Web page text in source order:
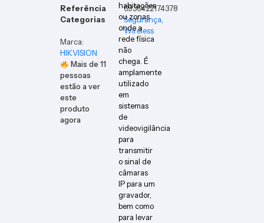
Referência
6936422174378
Categorias
Segurança,
Wireless
Marca:
HIKVISION
Mais de11
pessoas
estão a ver
este
produto
agora
habitações
ou zonas
onde a
rede física
não
chega. É
amplamente
utilizado
em
sistemas
de
videovigilância
para
transmitir
o sinal de
câmaras
IP para um
gravador,
bem como
para levar